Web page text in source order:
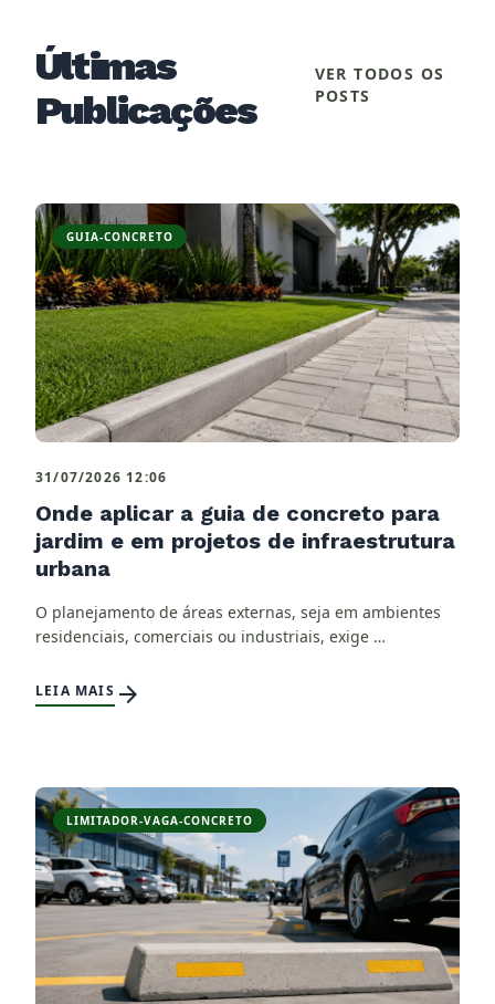
Últimas
Publicações
VER TODOS OS
POSTS
GUIA-CONCRETO
31/07/2026 12:06
Onde aplicar a guia de concreto para
jardim e em projetos de infraestrutura
urbana
O planejamento de áreas externas, seja em ambientes
residenciais, comerciais ou industriais, exige …
LEIA MAIS arrow_forward
LIMITADOR-VAGA-CONCRETO